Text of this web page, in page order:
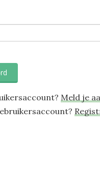
Meld je